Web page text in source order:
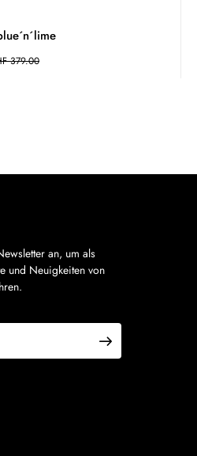
379.00
an, um als
und Neuigkeiten von